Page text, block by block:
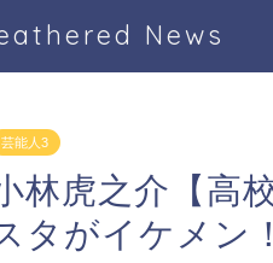
News
芸能人3
林虎之介【高
タがイケメン